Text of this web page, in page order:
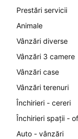
Prestări servicii
Animale
Vânzări diverse
Vânzări 3 camere
Vânzări case
Vânzări terenuri
Închirieri - cereri
Închirieri spații -
Auto - vânzări